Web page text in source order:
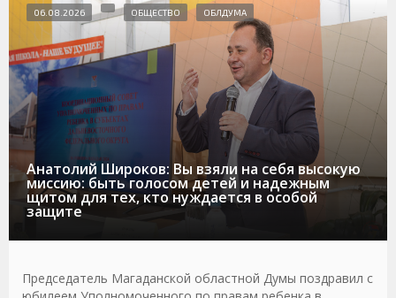
Анатолий Широков: Вы взяли на себя высокую
миссию: быть голосом детей и надежным
щитом для тех, кто нуждается в особой
защите
06.08.2026 ОБЩЕСТВО ОБЛДУМА
Председатель Магаданской областной Думы поздравил с